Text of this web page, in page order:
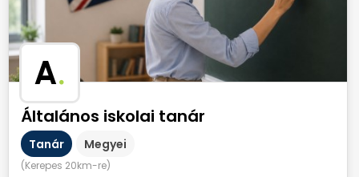
A.
Általános iskolai tanár
Tanár Megyei
(Kerepes 20km-re)